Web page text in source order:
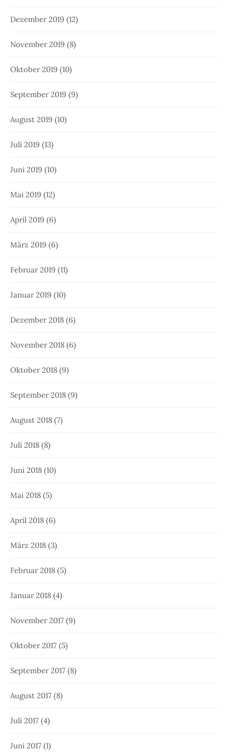
Dezember 2019 (12)
November 2019 (8)
Oktober 2019 (10)
September 2019 (9)
August 2019 (10)
Juli 2019 (13)
Juni 2019 (10)
Mai 2019 (12)
April 2019 (6)
März 2019 (6)
Februar 2019 (11)
Januar 2019 (10)
Dezember 2018 (6)
November 2018 (6)
Oktober 2018 (9)
September 2018 (9)
August 2018 (7)
Juli 2018 (8)
Juni 2018 (10)
Mai 2018 (5)
April 2018 (6)
März 2018 (3)
Februar 2018 (5)
Januar 2018 (4)
November 2017 (9)
Oktober 2017 (5)
September 2017 (8)
August 2017 (8)
Juli 2017 (4)
Juni 2017 (1)